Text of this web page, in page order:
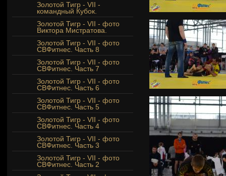
Золотой Тигр - VII -
командный Кубок.
Золотой Тигр - VII - фото
Виктора Мистратова.
Золотой Тигр - VII - фото
СВФитнес. Часть 8
Золотой Тигр - VII - фото
СВФитнес. Часть 7
Золотой Тигр - VII - фото
СВФитнес. Часть 6
Золотой Тигр - VII - фото
СВФитнес. Часть 5
Золотой Тигр - VII - фото
СВФитнес. Часть 4
Золотой Тигр - VII - фото
СВФитнес. Часть 3
Золотой Тигр - VII - фото
СВФитнес. Часть 2